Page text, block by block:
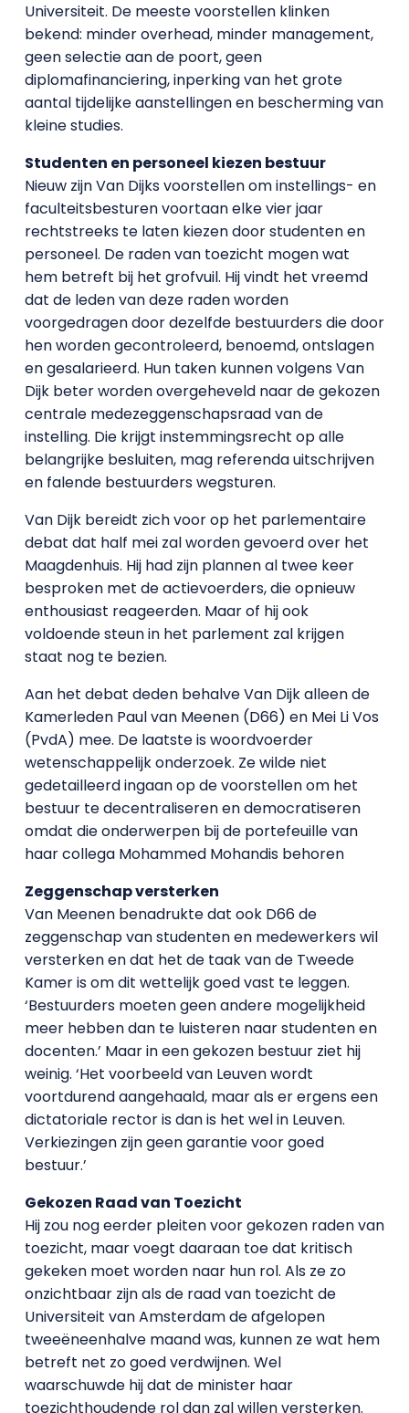
Universiteit. De meeste voorstellen klinken
bekend: minder overhead, minder management,
geen selectie aan de poort, geen
diplomafinanciering, inperking van het grote
aantal tijdelijke aanstellingen en bescherming van
kleine studies.
Studenten en personeel kiezen bestuur
Nieuw zijn Van Dijks voorstellen om instellings- en
faculteitsbesturen voortaan elke vier jaar
rechtstreeks te laten kiezen door studenten en
personeel. De raden van toezicht mogen wat
hem betreft bij het grofvuil. Hij vindt het vreemd
dat de leden van deze raden worden
voorgedragen door dezelfde bestuurders die door
hen worden gecontroleerd, benoemd, ontslagen
en gesalarieerd. Hun taken kunnen volgens Van
Dijk beter worden overgeheveld naar de gekozen
centrale medezeggenschapsraad van de
instelling. Die krijgt instemmingsrecht op alle
belangrijke besluiten, mag referenda uitschrijven
en falende bestuurders wegsturen.
Van Dijk bereidt zich voor op het parlementaire
debat dat half mei zal worden gevoerd over het
Maagdenhuis. Hij had zijn plannen al twee keer
besproken met de actievoerders, die opnieuw
enthousiast reageerden. Maar of hij ook
voldoende steun in het parlement zal krijgen
staat nog te bezien.
Aan het debat deden behalve Van Dijk alleen de
Kamerleden Paul van Meenen (D66) en Mei Li Vos
(PvdA) mee. De laatste is woordvoerder
wetenschappelijk onderzoek. Ze wilde niet
gedetailleerd ingaan op de voorstellen om het
bestuur te decentraliseren en democratiseren
omdat die onderwerpen bij de portefeuille van
haar collega Mohammed Mohandis behoren
Zeggenschap versterken
Van Meenen benadrukte dat ook D66 de
zeggenschap van studenten en medewerkers wil
versterken en dat het de taak van de Tweede
Kamer is om dit wettelijk goed vast te leggen.
‘Bestuurders moeten geen andere mogelijkheid
meer hebben dan te luisteren naar studenten en
docenten.’ Maar in een gekozen bestuur ziet hij
weinig. ‘Het voorbeeld van Leuven wordt
voortdurend aangehaald, maar als er ergens een
dictatoriale rector is dan is het wel in Leuven.
Verkiezingen zijn geen garantie voor goed
bestuur.’
Gekozen Raad van Toezicht
Hij zou nog eerder pleiten voor gekozen raden van
toezicht, maar voegt daaraan toe dat kritisch
gekeken moet worden naar hun rol. Als ze zo
onzichtbaar zijn als de raad van toezicht de
Universiteit van Amsterdam de afgelopen
tweeëneenhalve maand was, kunnen ze wat hem
betreft net zo goed verdwijnen. Wel
waarschuwde hij dat de minister haar
toezichthoudende rol dan zal willen versterken.